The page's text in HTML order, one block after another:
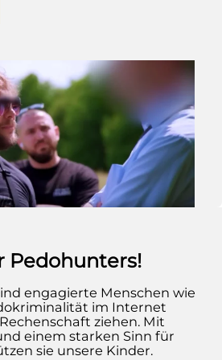
Pedohunters!
engagierte Menschen wie
im Internet
ziehen. Mit
einem starken Sinn für
sie unsere Kinder.